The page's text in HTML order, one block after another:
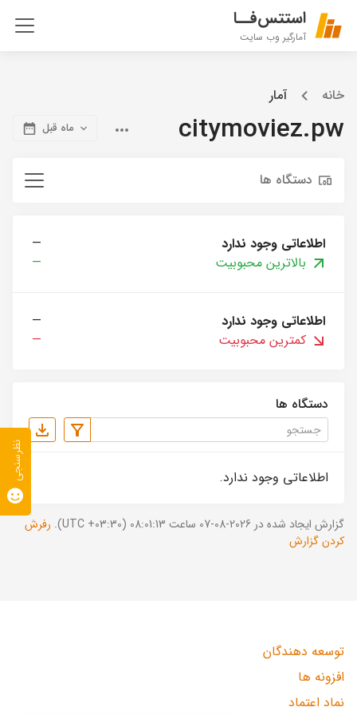
استتس‌فــا
آمارگیر وب سایت
خانه آمار
citymoviez.pw ماه قبل
دستگاه ها
اطلاعاتی وجود ندارد
—
بالاترین محبوبیت
—
اطلاعاتی وجود ندارد
—
کمترین محبوبیت
—
دستگاه ها
اطلاعاتی وجود ندارد.
گزارش ایجاد شده در 2026-08-07 ساعت 08:01:13 (UTC +03:30).
رفرش
کردن گزارش
توسعه دهندگان
افزونه ها
نماد اعتماد
نظرسنجی